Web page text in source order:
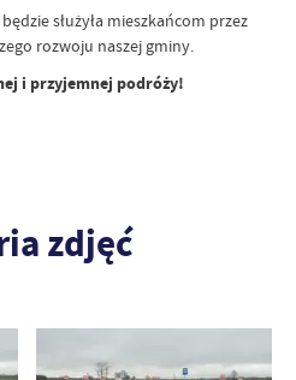
służyła mieszkańcom przez
rozwoju naszej gminy.
i przyjemnej podróży!
zdjęć